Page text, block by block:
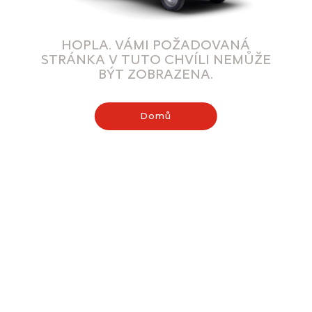
HOPLA. VÁMI POŽADOVANÁ
STRÁNKA V TUTO CHVÍLI NEMŮŽE
BÝT ZOBRAZENA.
Domů